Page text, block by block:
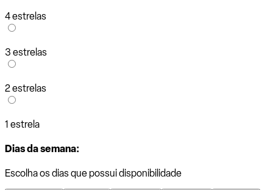
4 estrelas
3 estrelas
2 estrelas
1 estrela
Dias da semana:
Escolha os dias que possui disponibilidade